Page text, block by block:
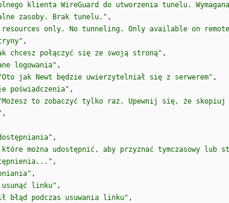
klienta WireGuard do utworzenia tunelu. Wymagana
zasoby. Brak tunelu." ,
only. No tunneling. Only available on
,
chcesz połączyć się ze swoją stroną" ,
logowania" ,
jak Newt będzie uwierzytelniał się z serwerem" ,
poświadczenia" ,
to zobaczyć tylko raz. Upewnij się, że skopiuj
,
,
można udostępnić, aby przyznać tymczasowy lub
,
,
linku" ,
błąd podczas usuwania linku" ,